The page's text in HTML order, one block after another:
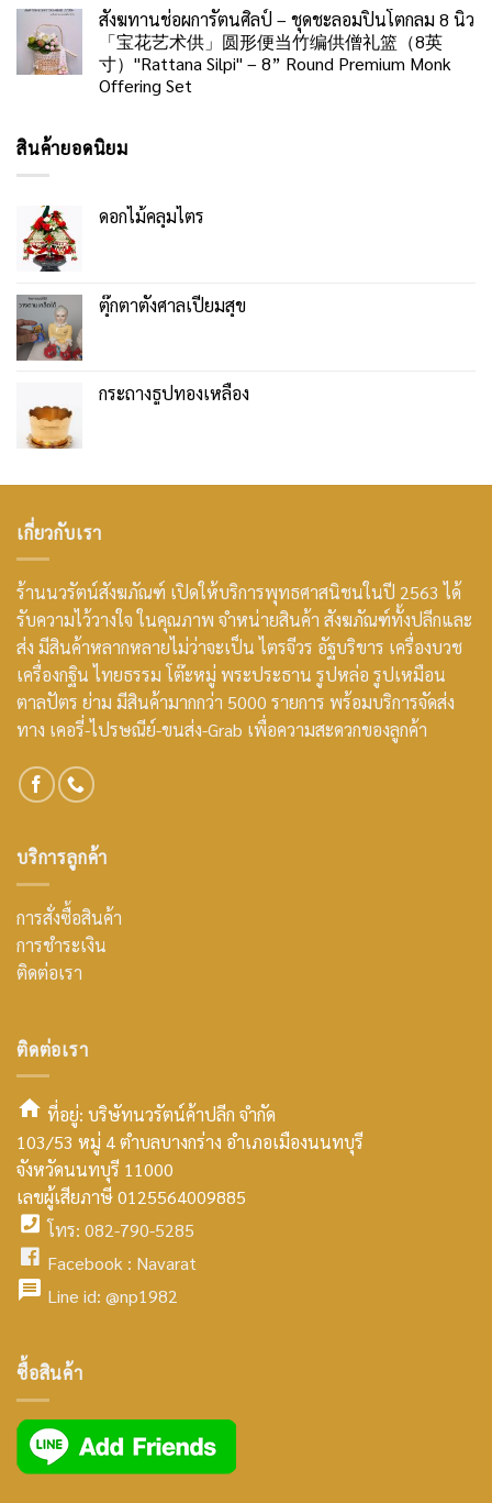
สังฆทานช่อผการัตนศิลป์ – ชุดชะลอมปิ่นโตกลม 8 นิ้ว
「宝花艺术供」圆形便当竹编供僧礼篮（8英
寸）"Rattana Silpi" – 8” Round Premium Monk
Offering Set
สินค้ายอดนิยม
ดอกไม้คลุมไตร
ตุ๊กตาตั้งศาลเปี่ยมสุข
กระถางธูปทองเหลือง
เกี่ยวกับเรา
ร้านนวรัตน์สังฆภัณฑ์ เปิดให้บริการพุทธศาสนิชนในปี 2563 ได้
รับความไว้วางใจ ในคุณภาพ จำหน่ายสินค้า สังฆภัณฑ์ทั้งปลีกและ
ส่ง มีสินค้าหลากหลายไม่ว่าจะเป็น ไตรจีวร อัฐบริขาร เครื่องบวช
เครื่องกฐิน ไทยธรรม โต๊ะหมู่ พระประธาน รูปหล่อ รูปเหมือน
ตาลปัตร ย่าม มีสินค้ามากกว่า 5000 รายการ พร้อมบริการจัดส่ง
ทาง เคอรี่-ไปรษณีย์-ขนส่ง-Grab เพื่อความสะดวกของลูกค้า
บริการลูกค้า
การสั่งซื้อสินค้า
การชำระเงิน
ติดต่อเรา
ติดต่อเรา
smt2
home
icon
ที่อยู่: บริษัทนวรัตน์ค้าปลีก จำกัด
103/53 หมู่ 4 ตำบลบางกร่าง อำเภอเมืองนนทบุรี
จังหวัดนนทบุรี 11000
เลขผู้เสียภาษี 0125564009885
facebook
icon
โทร: 082-790-5285
facebook
Facebook : Navarat
icon
Line id: @np1982
ซื้อสินค้า